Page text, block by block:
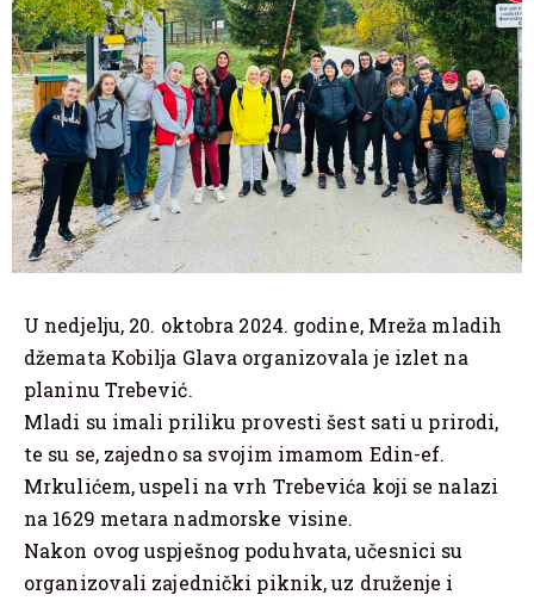
U nedjelju, 20. oktobra 2024. godine, Mreža mladih
džemata Kobilja Glava organizovala je izlet na
planinu Trebević.
Mladi su imali priliku provesti šest sati u prirodi,
te su se, zajedno sa svojim imamom Edin-ef.
Mrkulićem, uspeli na vrh Trebevića koji se nalazi
na 1629 metara nadmorske visine.
Nakon ovog uspješnog poduhvata, učesnici su
organizovali zajednički piknik, uz druženje i